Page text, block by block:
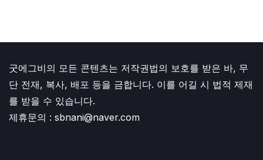
굿에그비의 모든 콘텐츠는 저작권법의 보호를 받은 바, 무
단 전재, 복사, 배포 등을 금합니다. 이를 어길 시 법적 제재
를 받을 수 있습니다.
제휴문의 : sbnani@naver.com